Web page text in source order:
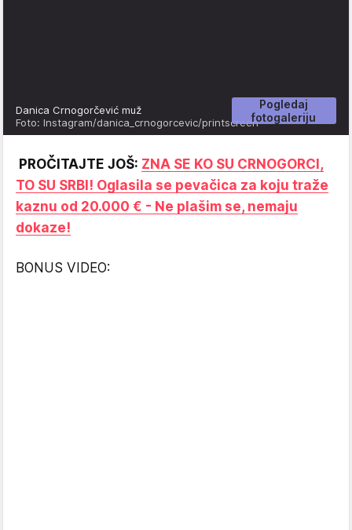
Pogledaj
fotogaleriju
Danica Crnogorčević muž
Foto: Instagram/danica_crnogorcevic/printscreen
PROČITAJTE JOŠ: ZNA SE KO SU CRNOGORCI,
TO SU SRBI! Oglasila se pevačica za koju traže
kaznu od 20.000 €‎ - Ne plašim se, nemaju
dokaze!
BONUS VIDEO: